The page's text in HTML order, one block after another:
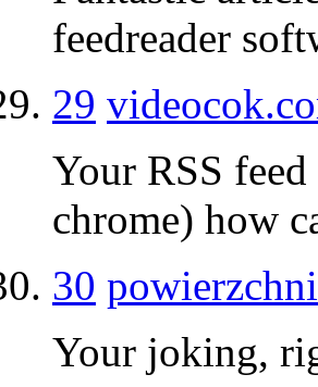
feedreader
29
Your RSS
chrome) how
30
Your joking,